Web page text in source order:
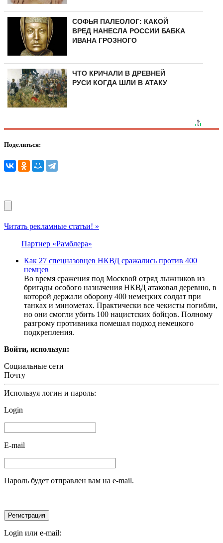
СОФЬЯ ПАЛЕОЛОГ: КАКОЙ
ВРЕД НАНЕСЛА РОССИИ БАБКА
ИВАНА ГРОЗНОГО
ЧТО КРИЧАЛИ В ДРЕВНЕЙ
РУСИ КОГДА ШЛИ В АТАКУ
Поделиться:
Читать рекламные статьи! »
Партнер «Рамблера»
Как 27 спецназовцев НКВД сражались против 400
немцев
Во время сражения под Москвой отряд лыжников из
бригады особого назначения НКВД атаковал деревню, в
которой держали оборону 400 немецких солдат при
танках и минометах. Практически все чекисты погибли,
но они смогли убить 100 нацистских бойцов. Полному
разгрому противника помешал подход немецкого
подкрепления.
Войти, используя:
Социальные сети
Почту
Используя логин и пароль:
Login
E-mail
Пароль будет отправлен вам на e-mail.
Login или e-mail: